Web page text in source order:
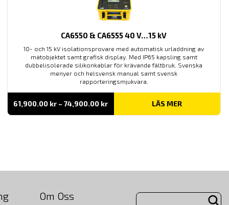
CA6550 & CA6555 40 V…15 kV
10- och 15 kV isolationsprovare med automatisk urladdning av
mätobjektet samt grafisk display. Med IP65 kapsling samt
dubbelisolerade silikonkablar för krävande fältbruk. Svenska
menyer och helsvensk manual samt svensk
rapporteringsmjukvara.
61,900.00 kr – 74,900.00 krPrisintervall:
till
LÄS MER
Om Oss